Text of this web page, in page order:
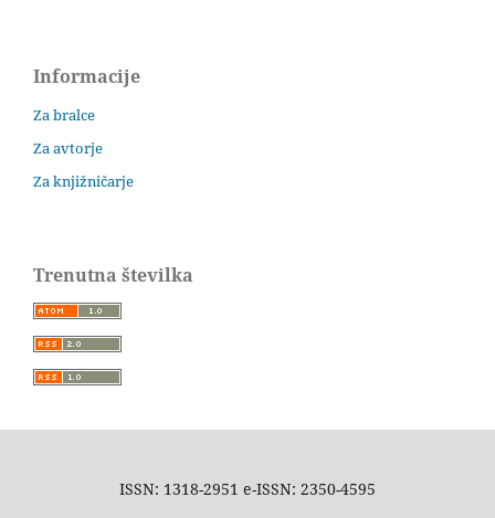
Informacije
Za bralce
Za avtorje
Za knjižničarje
Trenutna številka
ISSN: 1318-2951 e-ISSN: 2350-4595